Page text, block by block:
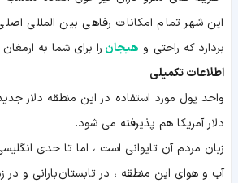
این شهر تمام امکانات رفاهی بین المللی
بردارد که راحتی و هیجان را برای شما به
اطلاعات تکمیلی
واحد پول مورد استفاده در این منطقه دلار
دلار آمریکا هم پذیرفته می شود.
زبان مردم آن تایوانی است ، اما تا حدی
آب و هوای این منطقه ، در تابستان بارانی و